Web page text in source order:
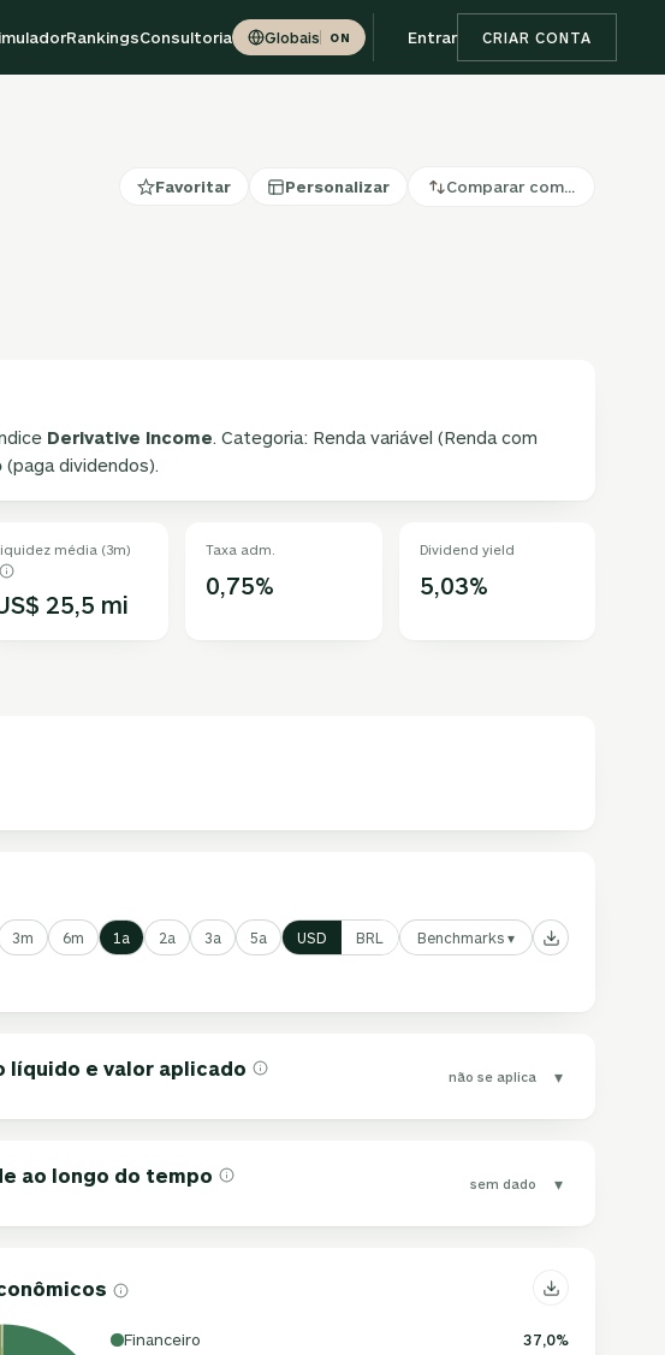
RankingsConsultoria Globais ON Entrar CRIAR CONTA
Favoritar Personalizar Comparar com…
Derivative Income. Categoria: Renda variável (Renda com
(paga dividendos).
média (3m)
25,5 mi
Taxa adm.
0,75%
Dividend yield
5,03%
3m 6m 1a 2a 3a 5a USD BRL Benchmarks ▾
líquido e valor aplicado não se aplica ▾
ao longo do tempo sem dado ▾
Financeiro 37,0%